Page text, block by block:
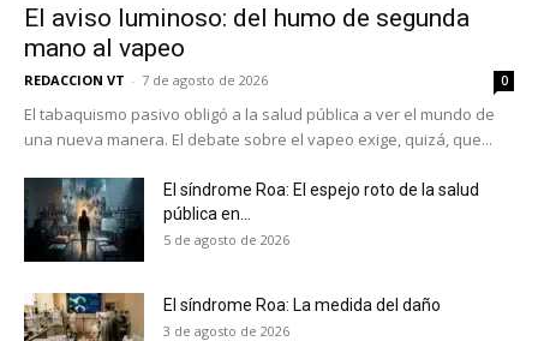
El aviso luminoso: del humo de segunda
mano al vapeo
REDACCION VT - 7 de agosto de 2026 0
El tabaquismo pasivo obligó a la salud pública a ver el mundo de
una nueva manera. El debate sobre el vapeo exige, quizá, que...
El síndrome Roa: El espejo roto de la salud
pública en...
5 de agosto de 2026
El síndrome Roa: La medida del daño
3 de agosto de 2026